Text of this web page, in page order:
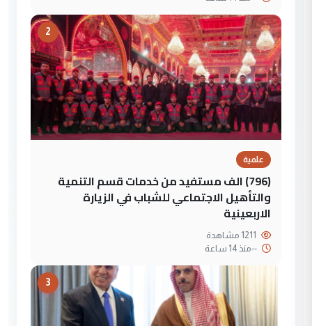
2
علمية
(796) الف مستفيد من خدمات قسم التنمية
والتأهيل الاجتماعي للشباب في الزيارة
الاربعينية
--منذ 14 ساعة
3